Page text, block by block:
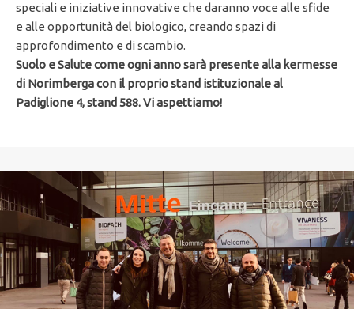
speciali e iniziative innovative che daranno voce alle sfide
e alle opportunità del biologico, creando spazi di
approfondimento e di scambio.
Suolo e Salute come ogni anno sarà presente alla kermesse
di Norimberga con il proprio stand istituzionale al
Padiglione 4, stand 588. Vi aspettiamo!